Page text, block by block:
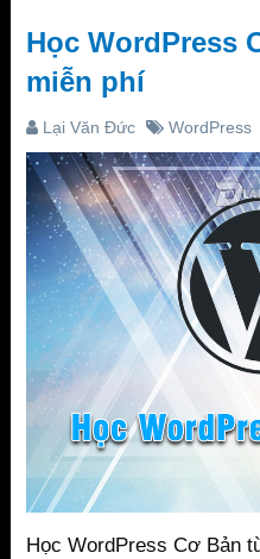
Học WordPress
miễn phí
Lại Văn Đức WordPress
Học WordPress Cơ Bản